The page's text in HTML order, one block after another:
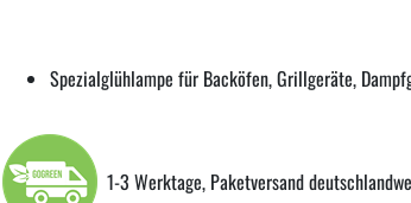
Spezialglühlampe für Backöfen, Grillgeräte,
1-3 Werktage, Paketversand